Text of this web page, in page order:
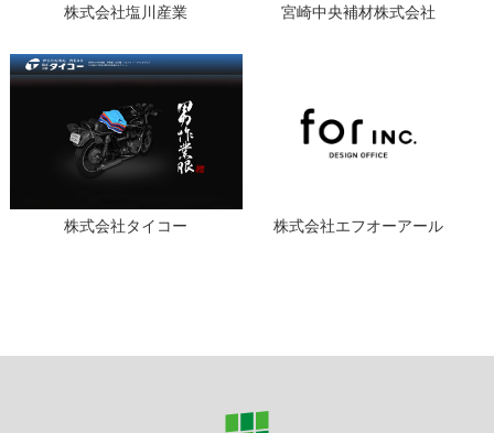
株式会社塩川産業 宮崎中央補材株式会社
株式会社タイコー 株式会社エフオーアール